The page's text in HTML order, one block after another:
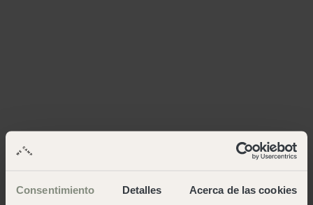
Consentimiento Detalles Acerca de las cookies